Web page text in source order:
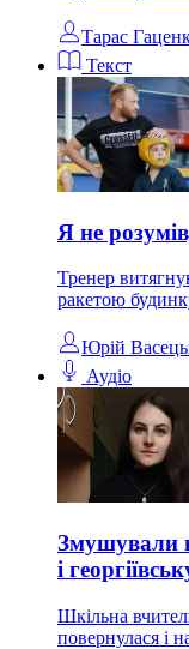
Тарас
Текст
Я не
Тренер
ракетою
Юрій
Аудіо
Змушували
і
Шкільна
повернулася і